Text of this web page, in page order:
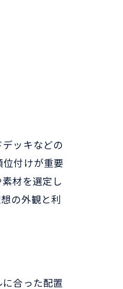
ッキなどの
付けが重要
材を選定し
の外観と利
合った配置